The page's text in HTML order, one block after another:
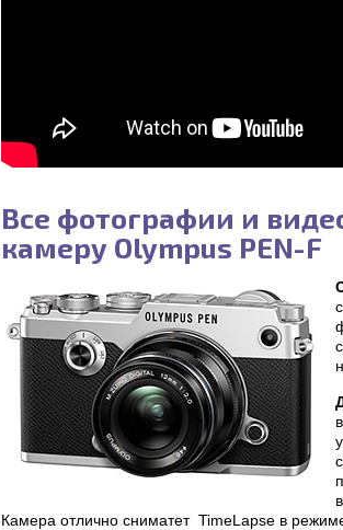
Все фотографии и
камеру Olympus PEN-F
Камера отлично сниматет TimeLapse в